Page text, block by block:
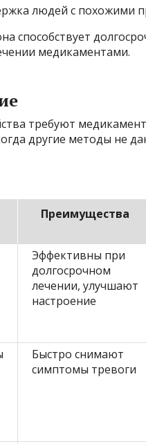
людей с похожими
способствует
медикаментами.
требуют
другие методы не
Преимущества
Эффективны при
долгосрочном
лечении, улучшают
настроение
Быстро снимают
симптомы тревоги